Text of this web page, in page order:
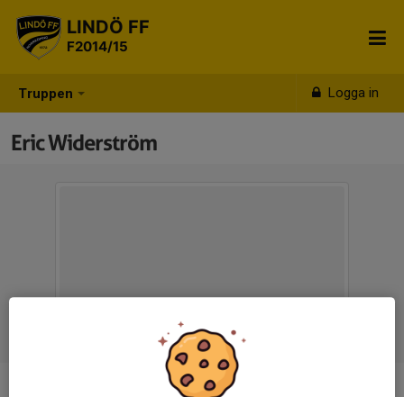
Truppen Logga in
LINDÖ FF
F2014/15
Eric Widerström